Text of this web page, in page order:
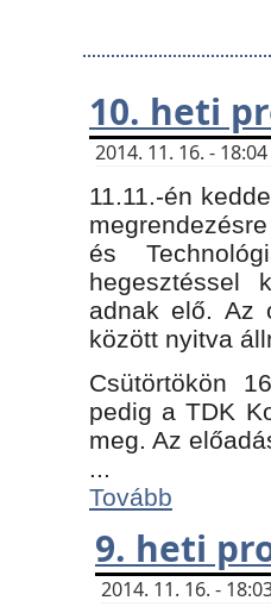
10. heti
2014. 11. 16. -
11.11.-én
és
hegesztéssel
adnak elő. Az
között nyitva
Csütörtökön
pedig a TDK
meg. Az
...
Tovább
9. heti
2014. 11. 16. -